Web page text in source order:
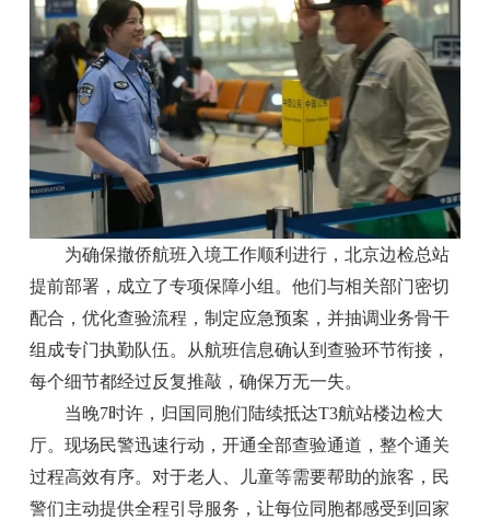
为确保撤侨航班入境工作顺利进行，北京边检总站
提前部署，成立了专项保障小组。他们与相关部门密切
配合，优化查验流程，制定应急预案，并抽调业务骨干
组成专门执勤队伍。从航班信息确认到查验环节衔接，
每个细节都经过反复推敲，确保万无一失。
当晚7时许，归国同胞们陆续抵达T3航站楼边检大
厅。现场民警迅速行动，开通全部查验通道，整个通关
过程高效有序。对于老人、儿童等需要帮助的旅客，民
警们主动提供全程引导服务，让每位同胞都感受到回家